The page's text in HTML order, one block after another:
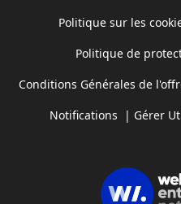
Politique sur les
Politique de
Conditions Générales de
Notifications | Gérer